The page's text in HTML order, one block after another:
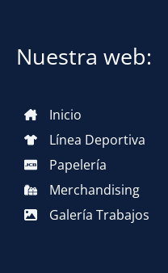
Nuestra web:
Inicio
Línea Deportiva
Papelería
Merchandising
Galería Trabajos